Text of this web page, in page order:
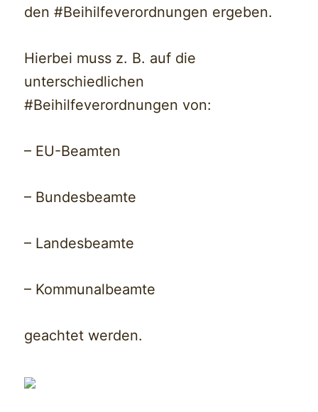
den #Beihilfeverordnungen ergeben.
Hierbei muss z. B. auf die
unterschiedlichen
#Beihilfeverordnungen von:
– EU-Beamten
– Bundesbeamte
– Landesbeamte
– Kommunalbeamte
geachtet werden.